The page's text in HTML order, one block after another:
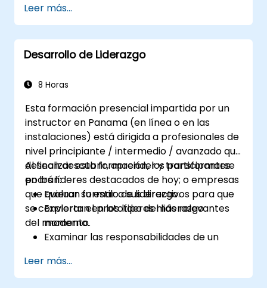
Booleana.
Vender la oportunidad a los candidatos y
colaborar con los responsables de
contratación.
Leer más...
Desarrollo de Liderazgo
8 Horas
Esta formación presencial impartida por un
instructor en Panama (en línea o en las
instalaciones) está dirigida a profesionales de
nivel principiante / intermedio / avanzado que
desean descubrir, aprender y transformarse
en los líderes destacados de hoy; o empresas
que quieran formar a sus directivos para que
se conviertan en los líderes más relevantes
del momento.
Al finalizar esta formación, los participantes
podrán:
Evaluar su estilo de liderazgo.
Explorar el prototipo del liderazgo
moderno.
Examinar las responsabilidades de un
Mejorar sus habilidades de liderazgo.
Servir como modelo a seguir.
Leer más...